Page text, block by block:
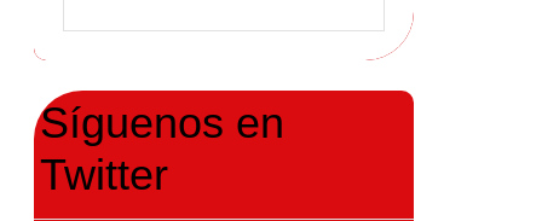
Síguenos en
Twitter